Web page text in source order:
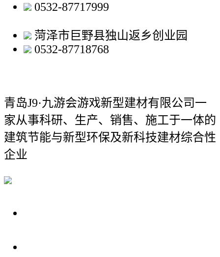
0532-87717999
菏泽市巨野县独山返乡创业园
0532-87718768
青岛J9·九游会游戏新型建材有限公司一
家从事科研、生产、销售、施工于一体的
建筑节能与新型环保及新科技建材综合性
企业